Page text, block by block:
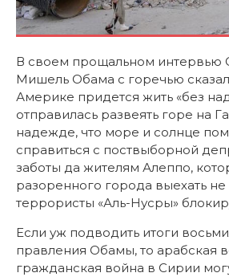
В своем прощальном интервью
Мишель Обама с горечью
Америке придется жить «без
отправилась развеять горе на
надежде, что море и солнце
справиться с поствыборной
заботы да жителям Алеппо,
разоренного города выехать не
террористы «Аль-Нусры»
Если уж подводить итоги
правления Обамы, то арабская
гражданская война в Сирии